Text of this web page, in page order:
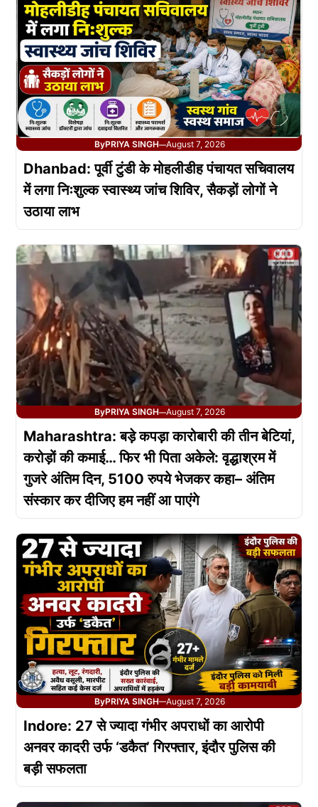
ByPRIYA SINGH—August 7, 2026
Dhanbad: पूर्वी टुंडी के मोहलीडीह पंचायत सचिवालय
में लगा निःशुल्क स्वास्थ्य जांच शिविर, सैकड़ों लोगों ने
उठाया लाभ
ByPRIYA SINGH—August 7, 2026
Maharashtra: बड़े कपड़ा कारोबारी की तीन बेटियां,
करोड़ों की कमाई… फिर भी पिता अकेले: वृद्धाश्रम में
गुजरे अंतिम दिन, 5100 रुपये भेजकर कहा– अंतिम
संस्कार कर दीजिए हम नहीं आ पाएंगे
ByPRIYA SINGH—August 7, 2026
Indore: 27 से ज्यादा गंभीर अपराधों का आरोपी
अनवर कादरी उर्फ ‘डकैत’ गिरफ्तार, इंदौर पुलिस की
बड़ी सफलता